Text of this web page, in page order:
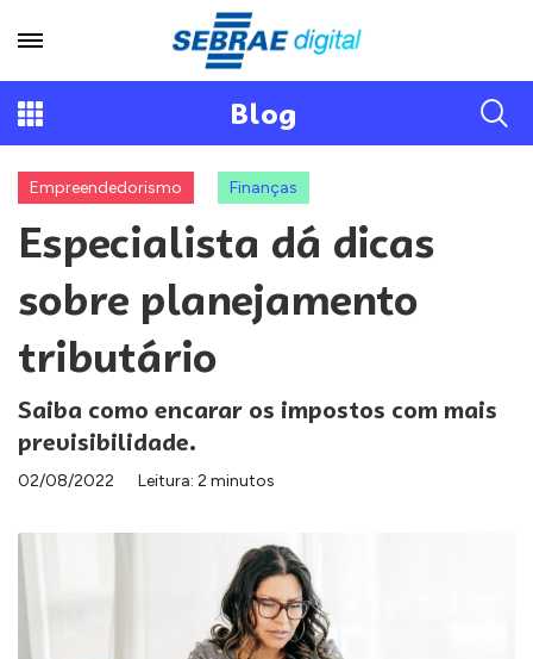
Blog
Empreendedorismo Finanças
Especialista dá dicas
sobre planejamento
tributário
Saiba como encarar os impostos com mais
previsibilidade.
02/08/2022 Leitura: 2 minutos